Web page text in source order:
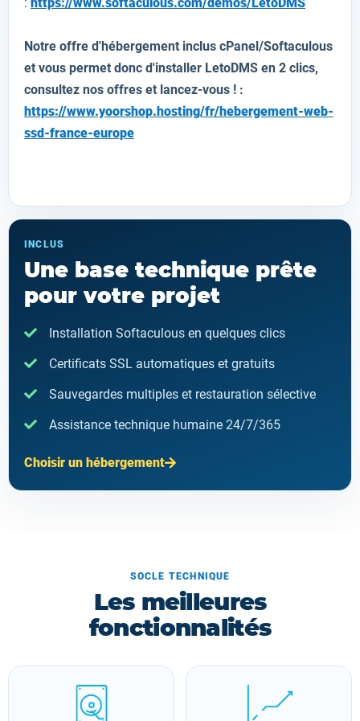
Notre offre d'hébergement inclus cPanel/Softaculous
et vous permet donc d'installer LetoDMS en 2 clics,
consultez nos offres et lancez-vous ! :
https://www.yoorshop.hosting/fr/hebergement-web-
ssd-france-europe
INCLUS
Une base technique prête
pour votre projet
Installation Softaculous en quelques clics
Certificats SSL automatiques et gratuits
Sauvegardes multiples et restauration sélective
Assistance technique humaine 24/7/365
Choisir un hébergement
SOCLE TECHNIQUE
Les meilleures
fonctionnalités